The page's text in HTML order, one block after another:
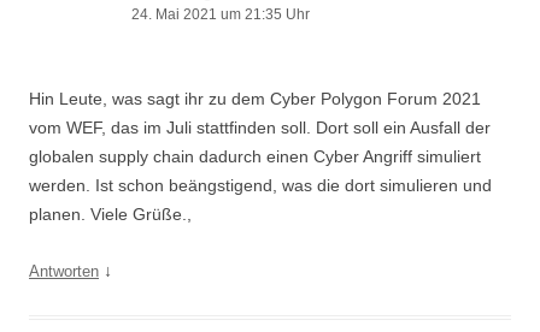
24. Mai 2021 um 21:35 Uhr
Hin Leute, was sagt ihr zu dem Cyber Polygon Forum 2021
vom WEF, das im Juli stattfinden soll. Dort soll ein Ausfall der
globalen supply chain dadurch einen Cyber Angriff simuliert
werden. Ist schon beängstigend, was die dort simulieren und
planen. Viele Grüße.,
Antworten ↓